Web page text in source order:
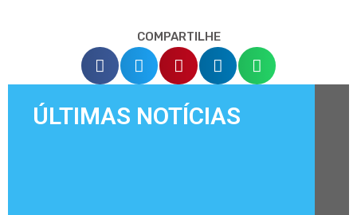
COMPARTILHE
ÚLTIMAS NOTÍCIAS